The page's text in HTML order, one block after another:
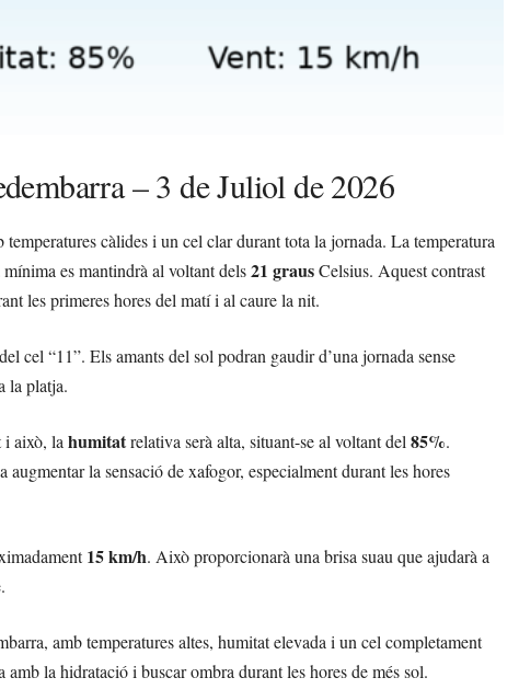
– 3 de Juliol de 2026
càlides i un cel clar durant tota la jornada. La temperatura
es mantindrà al voltant dels21 grausCelsius. Aquest contrast
les primeres hores del matí i al caure la nit.
cel “11”. Els amants del sol podran gaudir d’una jornada sense
la platja.
i això, la humitatrelativa serà alta, situant-se al voltant del 85%.
la sensació de xafogor, especialment durant les hores
15 km/h. Això proporcionarà una brisa suau que ajudarà a
amb temperatures altes, humitat elevada i un cel completament
la hidratació i buscar ombra durant les hores de més sol.